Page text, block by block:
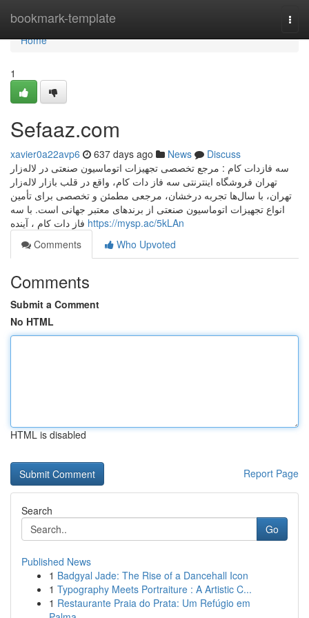
bookmark-template
Home
Home
1
Sefaaz.com
xavier0a22avp6 637 days ago News
Discuss
سه فازدات کام : مرجع تخصصی تجهیزات اتوماسیون صنعتی در لاله‌زار
تهران فروشگاه اینترنتی سه فاز دات کام، واقع در قلب بازار لاله‌زار
تهران، با سال‌ها تجربه درخشان، مرجعی مطمئن و تخصصی برای تأمین
انواع تجهیزات اتوماسیون صنعتی از برندهای معتبر جهانی است. با سه
https://mysp.ac/5kLAn
Comments
Who Upvoted
Comments
Submit a Comment
No HTML
HTML is disabled
Report Page
Search
Go
Published News
1 Badgyal Jade: The Rise of a Dancehall Icon
1 Typography Meets Portraiture : A Artistic C...
1 Restaurante Praia do Prata: Um Refúgio em